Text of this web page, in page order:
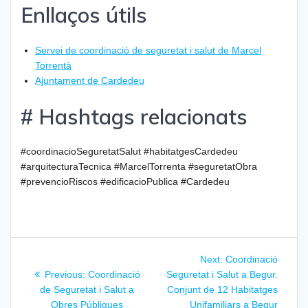
Enllaços útils
Servei de coordinació de seguretat i salut de Marcel
Torrentà
Ajuntament de Cardedeu
# Hashtags relacionats
#coordinacioSeguretatSalut #habitatgesCardedeu
#arquitecturaTecnica #MarcelTorrenta #seguretatObra
#prevencioRiscos #edificacioPublica #Cardedeu
Previous: Previous
post:
Coordinació
de Seguretat i Salut a
Obres Públiques
Next: Next
post:
Coordinació
Seguretat i Salut a Begur.
Conjunt de 12 Habitatges
Unifamiliars a Begur